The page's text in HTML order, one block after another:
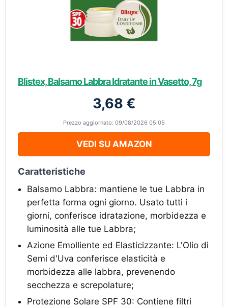
Blistex, Balsamo Labbra Idratante in Vasetto, 7g
3,68 €
Prezzo aggiornato: 09/08/2026 05:05
VEDI SU AMAZON
Caratteristiche
Balsamo Labbra: mantiene le tue Labbra in
perfetta forma ogni giorno. Usato tutti i
giorni, conferisce idratazione, morbidezza e
luminosità alle tue Labbra;
Azione Emolliente ed Elasticizzante: L'Olio di
Semi d'Uva conferisce elasticità e
morbidezza alle labbra, prevenendo
secchezza e screpolature;
Protezione Solare SPF 30: Contiene filtri